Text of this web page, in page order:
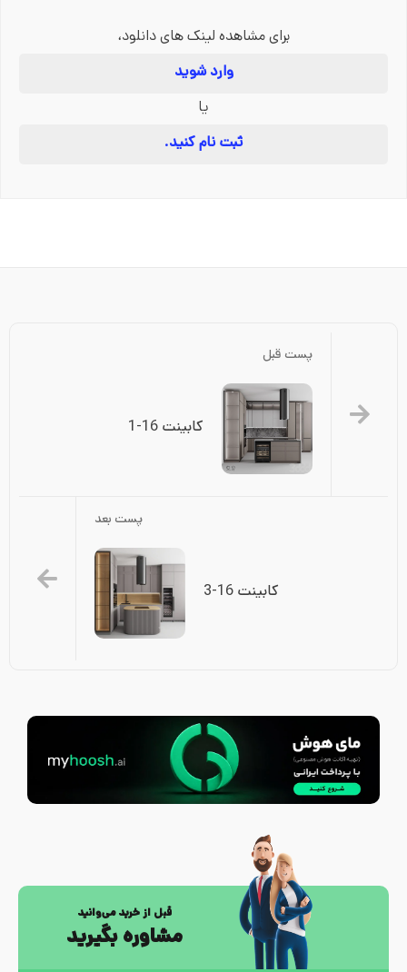
برای مشاهده لینک های دانلود،
وارد شوید
یا
ثبت نام کنید.
پست قبل
کابینت 16-1
پست بعد
کابینت 16-3
قبل از خرید می‌وانید
مشاوره بگیرید